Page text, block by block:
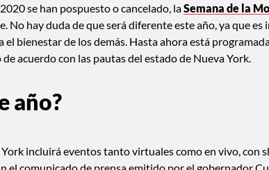
se han pospuesto o cancelado, laSemana de la
No hay duda de que será diferente este año, ya que
bienestar de los demás. Hasta ahora está
acuerdo con las pautas del estado de Nueva York.
año?
York incluirá eventos tanto virtuales como en vivo, con
el comunicado de prensa emitido por el gobernador